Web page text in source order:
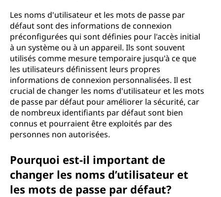
Les noms d'utilisateur et les mots de passe par
défaut sont des informations de connexion
préconfigurées qui sont définies pour l'accès initial
à un système ou à un appareil. Ils sont souvent
utilisés comme mesure temporaire jusqu'à ce que
les utilisateurs définissent leurs propres
informations de connexion personnalisées. Il est
crucial de changer les noms d'utilisateur et les mots
de passe par défaut pour améliorer la sécurité, car
de nombreux identifiants par défaut sont bien
connus et pourraient être exploités par des
personnes non autorisées.
Pourquoi est-il important de
changer les noms d’utilisateur et
les mots de passe par défaut?